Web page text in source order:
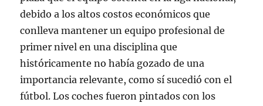
debido a los altos costos económicos que
conlleva mantener un equipo profesional de
primer nivel en una disciplina que
históricamente no había gozado de una
importancia relevante, como sí sucedió con el
fútbol. Los coches fueron pintados con los